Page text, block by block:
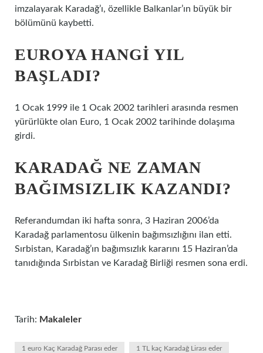
imzalayarak Karadağ’ı, özellikle Balkanlar’ın büyük bir
bölümünü kaybetti.
EUROYA HANGI YIL
BAŞLADI?
1 Ocak 1999 ile 1 Ocak 2002 tarihleri ​​arasında resmen
yürürlükte olan Euro, 1 Ocak 2002 tarihinde dolaşıma
girdi.
KARADAĞ NE ZAMAN
BAĞIMSIZLIK KAZANDI?
Referandumdan iki hafta sonra, 3 Haziran 2006’da
Karadağ parlamentosu ülkenin bağımsızlığını ilan etti.
Sırbistan, Karadağ’ın bağımsızlık kararını 15 Haziran’da
tanıdığında Sırbistan ve Karadağ Birliği resmen sona erdi.
Tarih: Makaleler
1 euro Kaç Karadağ Parası eder 1 TL kaç Karadağ Lirası eder